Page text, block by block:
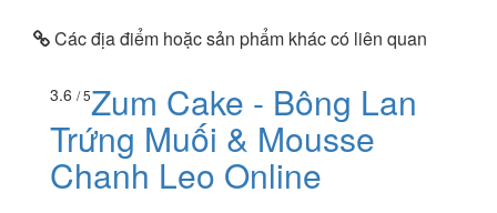
Các địa điểm hoặc sản phẩm khác có liên quan
3.6 / 5Zum Cake - Bông Lan
Trứng Muối & Mousse
Chanh Leo Online